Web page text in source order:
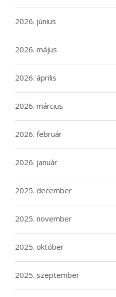
2026. június
2026. május
2026. április
2026. március
2026. február
2026. január
2025. december
2025. november
2025. október
2025. szeptember